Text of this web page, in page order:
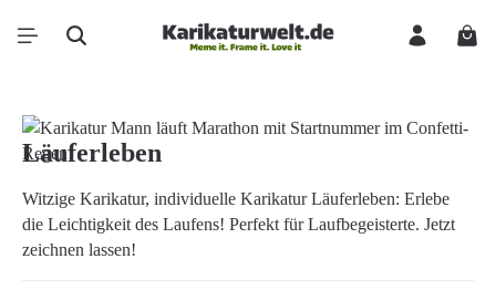
Zum Hauptinhalt springen
Bildergalerie überspringen
Läuferleben
Witzige Karikatur, individuelle Karikatur Läuferleben: Erlebe
die Leichtigkeit des Laufens! Perfekt für Laufbegeisterte. Jetzt
zeichnen lassen!